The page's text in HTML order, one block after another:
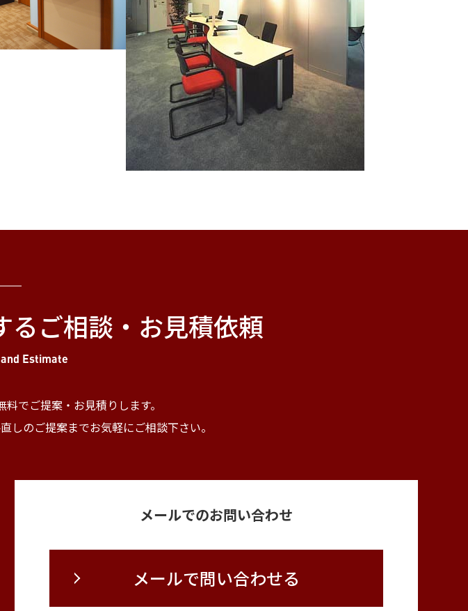
るご相談・お見積依頼
Estimate
でご提案・ お見積りします。
しのご提案までお気軽にご相談下さい。
メールでのお問い合わせ
メールで問い合わせる